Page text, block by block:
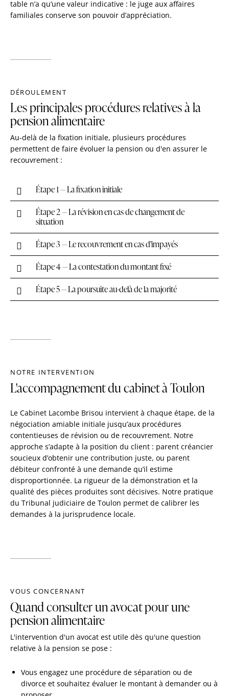
table n’a qu’une valeur indicative : le juge aux affaires
familiales conserve son pouvoir d’appréciation.
DÉROULEMENT
Les principales procédures relatives à la
pension alimentaire
Au-delà de la fixation initiale, plusieurs procédures
permettent de faire évoluer la pension ou d'en assurer le
recouvrement :
Étape 1 — La fixation initiale
Étape 2 — La révision en cas de changement de
situation
Étape 3 — Le recouvrement en cas d'impayés
Étape 4 — La contestation du montant fixé
Étape 5 — La poursuite au-delà de la majorité
NOTRE INTERVENTION
L'accompagnement du cabinet à Toulon
Le Cabinet Lacombe Brisou intervient à chaque étape, de la
négociation amiable initiale jusqu’aux procédures
contentieuses de révision ou de recouvrement. Notre
approche s’adapte à la position du client : parent créancier
soucieux d’obtenir une contribution juste, ou parent
débiteur confronté à une demande qu’il estime
disproportionnée. La rigueur de la démonstration et la
qualité des pièces produites sont décisives. Notre pratique
du Tribunal judiciaire de Toulon permet de calibrer les
demandes à la jurisprudence locale.
VOUS CONCERNANT
Quand consulter un avocat pour une
pension alimentaire
L'intervention d'un avocat est utile dès qu'une question
relative à la pension se pose :
Vous engagez une procédure de séparation ou de
divorce et souhaitez évaluer le montant à demander ou à